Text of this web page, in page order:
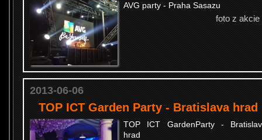
AVG party - Praha Sasazu
foto z akcie
2013-06-06
TOP ICT Garden Party - Bratislava hrad
TOP ICT GardenParty -
hrad